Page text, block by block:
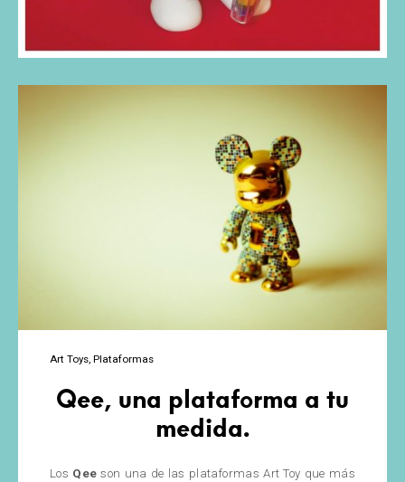
Art Toys Plataformas
Qee, una plataforma a tu
medida.
Los Qee son una de las plataformas Art Toy que más